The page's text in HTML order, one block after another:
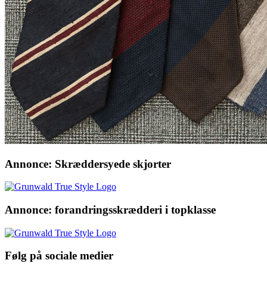
Annonce: Skræddersyede skjorter
Annonce: forandringsskrædderi i topklasse
Følg på sociale medier